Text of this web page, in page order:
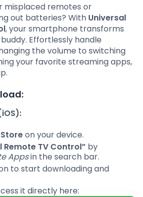
misplaced remotes or
out batteries? With Universal
, your smartphone transforms
Effortlessly handle
the volume to switching
your favorite streaming apps,
on your device.
Remote TV Control” by
Appsin the search bar.
to start downloading and
it directly here: